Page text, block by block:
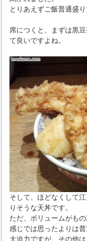
とりあえずご飯普通盛
席につくと、まずは黒
て良いですよね。
そして、ほどなくして
りそうな天丼です。
ただ、ボリュームがも
感じでは思ったよりは
大迫力ですが、その他